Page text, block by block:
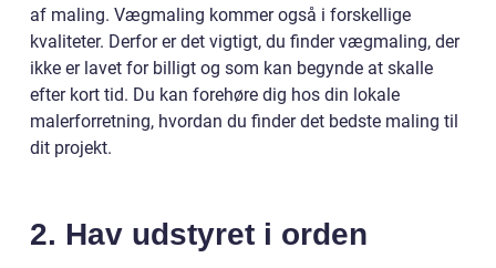
af maling. Vægmaling kommer også i forskellige
kvaliteter. Derfor er det vigtigt, du finder vægmaling, der
ikke er lavet for billigt og som kan begynde at skalle
efter kort tid. Du kan forehøre dig hos din lokale
malerforretning, hvordan du finder det bedste maling til
dit projekt.
2. Hav udstyret i orden